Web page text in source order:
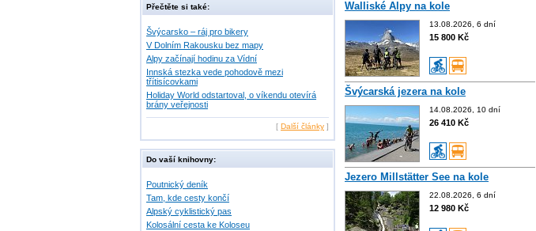
Přečtěte si také:
Švýcarsko – ráj pro bikery
V Dolním Rakousku bez mapy
Alpy začínají hodinu za Vídní
Innská stezka vede pohodově mezi
třítisícovkami
Holiday World odstartoval, o víkendu otevírá
brány veřejnosti
[ Další články ]
Do vaší knihovny:
Poutnický deník
Tam, kde cesty končí
Alpský cyklistický pas
Kolosální cesta ke Koloseu
Walliské Alpy na kole
13.08.2026, 6 dní
15 800 Kč
Švýcarská jezera na kole
14.08.2026, 10 dní
26 410 Kč
Jezero Millstätter See na kole
22.08.2026, 6 dní
12 980 Kč